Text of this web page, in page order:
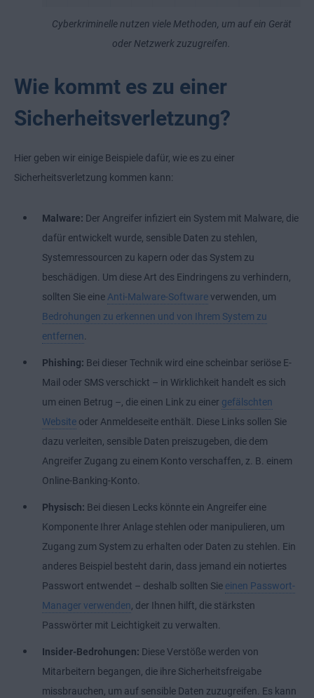
Cyberkriminelle nutzen viele Methoden, um auf ein Gerät
oder Netzwerk zuzugreifen.
Wie kommt es zu einer
Sicherheitsverletzung?
Hier geben wir einige Beispiele dafür, wie es zu einer
Sicherheitsverletzung kommen kann:
Malware: Der Angreifer infiziert ein System mit Malware, die
dafür entwickelt wurde, sensible Daten zu stehlen,
Systemressourcen zu kapern oder das System zu
beschädigen. Um diese Art des Eindringens zu verhindern,
sollten Sie eine Anti-Malware-Softwareverwenden, um
Bedrohungen zu erkennen und von Ihrem System zu
entfernen
Phishing: Bei dieser Technik wird eine scheinbar seriöse E-
Mail oder SMS verschickt – in Wirklichkeit handelt es sich
um einen Betrug –, die einen Link zu einer gefälschten
Website oder Anmeldeseite enthält. Diese Links sollen Sie
dazu verleiten, sensible Daten preiszugeben, die dem
Angreifer Zugang zu einem Konto verschaffen, z. B. einem
Online-Banking-Konto.
Physisch: Bei diesen Lecks könnte ein Angreifer eine
Komponente Ihrer Anlage stehlen oder manipulieren, um
Zugang zum System zu erhalten oder Daten zu stehlen. Ein
anderes Beispiel besteht darin, dass jemand ein notiertes
Passwort entwendet – deshalb sollten Sie einen Passwort-
Manager verwenden , der Ihnen hilft, die stärksten
Passwörter mit Leichtigkeit zu verwalten.
Insider-Bedrohungen: Diese Verstöße werden von
Mitarbeitern begangen, die ihre Sicherheitsfreigabe
missbrauchen, um auf sensible Daten zuzugreifen. Es kann